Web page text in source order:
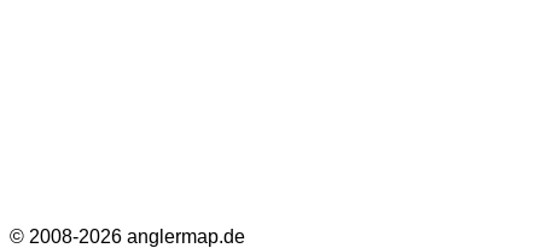
© 2008-2026 anglermap.de